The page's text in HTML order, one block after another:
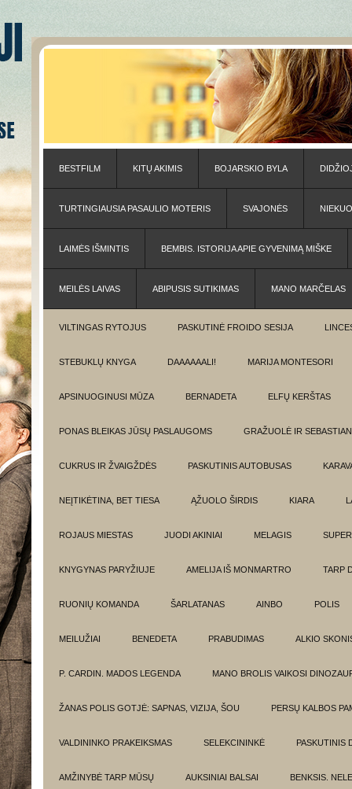
BESTFILM KITŲ AKIMIS BOJARSKIO BYLA
TURTINGIAUSIA PASAULIO MOTERIS SVAJONĖS
LAIMĖS IŠMINTIS BEMBIS. ISTORIJA APIE GYVENIMĄ MIŠKE
MEILĖS LAIVAS ABIPUSIS SUTIKIMAS MANO MARČELAS
VILTINGAS RYTOJUS PASKUTINĖ FROIDO SESIJA
STEBUKLŲ KNYGA DAAAAAALI! MARIJA MONTESORI
APSINUOGINUSI MŪZA BERNADETA ELFŲ KERŠTAS
PONAS BLEIKAS JŪSŲ PASLAUGOMS GRAŽUOLĖ IR
CUKRUS IR ŽVAIGŽDĖS PASKUTINIS AUTOBUSAS
NEĮTIKĖTINA, BET TIESA ĄŽUOLO ŠIRDIS KIARA
ROJAUS MIESTAS JUODI AKINIAI MELAGIS
KNYGYNAS PARYŽIUJE AMELIJA IŠ MONMARTRO TARP
RUONIŲ KOMANDA ŠARLATANAS AINBO POLIS
MEILUŽIAI BENEDETA PRABUDIMAS ALKIO
P. CARDIN. MADOS LEGENDA MANO BROLIS VAIKOSI
ŽANAS POLIS GOTJĖ: SAPNAS, VIZIJA, ŠOU PERSŲ KALBOS
VALDININKO PRAKEIKSMAS SELEKCININKĖ PASKUTINIS
AMŽINYBĖ TARP MŪSŲ AUKSINIAI BALSAI BENKSIS.